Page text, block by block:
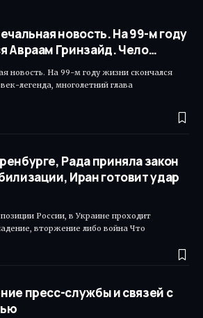
новость. На 99-м году
Авраам Гринзайд. Чело…
новость. На 99-м году жизни скончался
легенда, многолетний глава
Рада приняла закон
Иран готовит удар
России, в Украине проходит
вторжение либо война Что
пресс-службы и связей с